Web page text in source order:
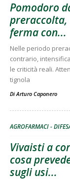
Pomodoro
preraccolta,
ferma con...
Nelle periodo
contrario,
le criticità reali.
tignola
DiArturo Caponero
AGROFARMACI -
Vivaisti a
cosa
sugli usi...